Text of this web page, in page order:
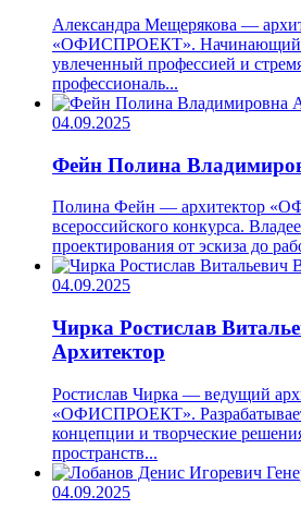
Александра Мещерякова —
«ОФИСПРОЕКТ». Начинающий
увлеченный профессией и
профессиональ...
04.09.2025
Фейн Полина
Полина Фейн — архитектор
всероссийского конкурса.
проектирования от эскиза до
04.09.2025
Чирка Ростислав
Архитектор
Ростислав Чирка — ведущий
«ОФИСПРОЕКТ».
концепции и творческие
пространств...
04.09.2025